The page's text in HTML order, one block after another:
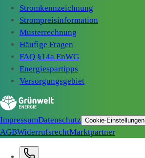
Stromkennzeichnung
Strompreisinformation
Musterrechnung
Häufige Fragen
FAQ §14a EnWG
Energiespartipps
Versorgungsgebiet
ImpressumDatenschutz Cookie-Einstellungen
AGBWiderrufsrechtMarktpartner